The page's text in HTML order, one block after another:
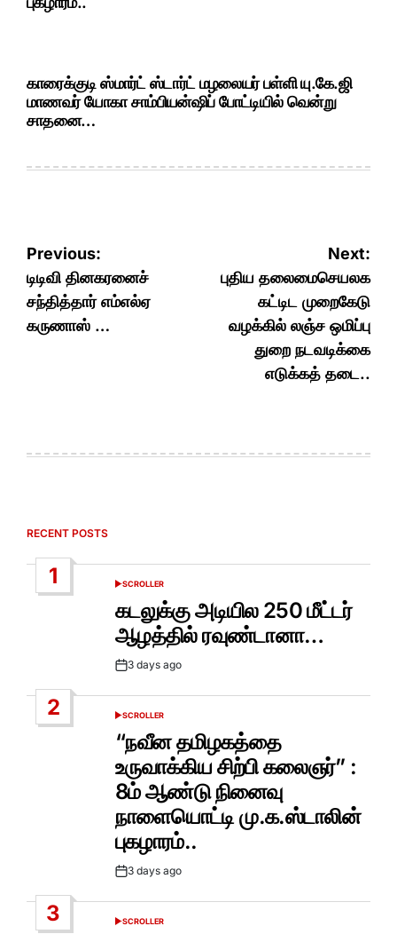
காரைக்குடி ஸ்மார்ட் ஸ்டார்ட் மழலையர் பள்ளி யு.கே.ஜி
மாணவர் யோகா சாம்பியன்ஷிப் போட்டியில் வென்று
சாதனை…
Post
navigation
Previous:
டிடிவி தினகரனைச்
சந்தித்தார் எம்எல்ஏ
கருணாஸ் …
Next:
புதிய தலைமைசெயலக
கட்டிட முறைகேடு
வழக்கில் லஞ்ச ஒமிப்பு
துறை நடவடிக்கை
எடுக்கத் தடை..
RECENT POSTS
1
POSTED
SCROLLER
கடலுக்கு அடியில 250 மீட்டர்
ஆழத்தில் ரவுண்டானா…
Post3 days ago
2
POSTED
IN
SCROLLER
“நவீன தமிழகத்தை
உருவாக்கிய சிற்பி கலைஞர்” :
8ம் ஆண்டு நினைவு
நாளையொட்டி மு.க.ஸ்டாலின்
புகழாரம்..
Post3 days ago
3
POSTED
SCROLLER